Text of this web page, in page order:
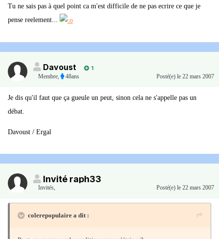
Tu ne sais pas à quel point ca m'est difficile de ne pas ecrire ce que je
pense reelement...
Davoust
1
Membre, 48ans Posté(e) le 22 mars 2007
Je dis qu'il faut que ça gueule un peut, sinon cela ne s'appelle pas un
débat.
Davoust / Ergal
Invité raph33
Invités, Posté(e) le 22 mars 2007
colerepopulaire a dit :